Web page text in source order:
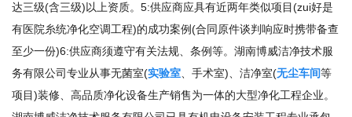
达三级(含三级)以上资质。5:供应商应具有近两年类似项目(zui好是
有医院糸统净化空调工程)的成功案例(合同原件谈判响应时携带备查
至少一份)6:供应商须遵守有关法规、条例等。湖南博威洁净技术服
务有限公司专业从事无菌室(实验室、手术室)、洁净室(无尘车间等
项目)装修、高品质净化设备生产销售为一体的大型净化工程企业。